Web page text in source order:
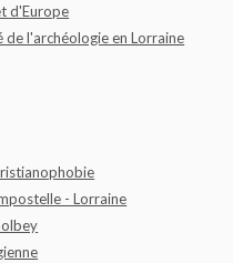
d'Europe
de l'archéologie en Lorraine
- Lorraine